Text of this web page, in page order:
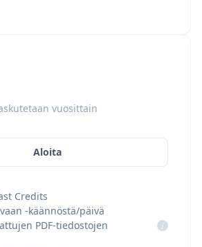
vuosittain
Aloita
Credits
-käännöstä/päivä
PDF-tiedostojen
i